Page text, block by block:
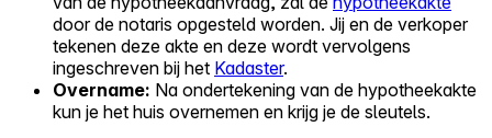
door de notaris opgesteld worden. Jij en de verkoper
tekenen deze akte en deze wordt vervolgens
ingeschreven bij het Kadaster.
Overname: Na ondertekening van de hypotheekakte
kun je het huis overnemen en krijg je de sleutels.